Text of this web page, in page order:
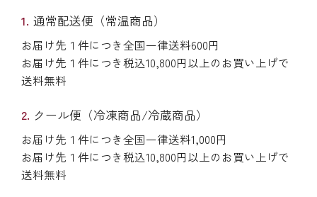
通常配送便（常温商品）
お届け先１件につき全国一律送料600円
お届け先１件につき税込10,800円以上のお買い上げで
送料無料
クール便（冷凍商品/冷蔵商品）
お届け先１件につき全国一律送料1,000円
お届け先１件につき税込10,800円以上のお買い上げで
送料無料